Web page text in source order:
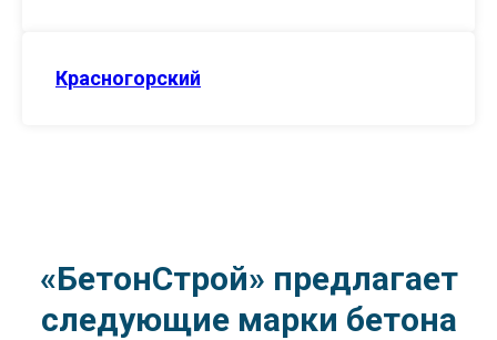
Красногорский
«БетонСтрой» предлагает
следующие марки бетона